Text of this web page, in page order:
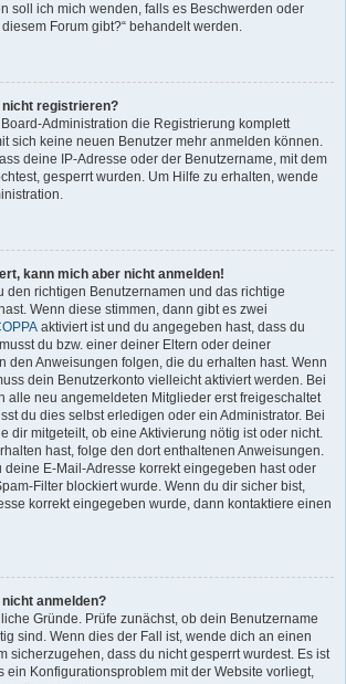
soll ich mich wenden, falls es Beschwerden oder
Forum gibt?“ behandelt werden.
registrieren?
Administration die Registrierung komplett
sich keine neuen Benutzer mehr anmelden können.
deine IP-Adresse oder der Benutzername, mit dem
gesperrt wurden. Um Hilfe zu erhalten, wende
kann mich aber nicht anmelden!
den richtigen Benutzernamen und das richtige
Wenn diese stimmen, dann gibt es zwei
aktiviert ist und du angegeben hast, dass du
du bzw. einer deiner Eltern oder deiner
den Anweisungen folgen, die du erhalten hast. Wenn
dein Benutzerkonto vielleicht aktiviert werden. Bei
alle neu angemeldeten Mitglieder erst freigeschaltet
du dies selbst erledigen oder ein Administrator. Bei
dir mitgeteilt, ob eine Aktivierung nötig ist oder nicht.
hast, folge den dort enthaltenen Anweisungen.
deine E-Mail-Adresse korrekt eingegeben hast oder
Filter blockiert wurde. Wenn du dir sicher bist,
korrekt eingegeben wurde, dann kontaktiere einen
anmelden?
Gründe. Prüfe zunächst, ob dein Benutzername
sind. Wenn dies der Fall ist, wende dich an einen
sicherzugehen, dass du nicht gesperrt wurdest. Es ist
ein Konfigurationsproblem mit der Website vorliegt,